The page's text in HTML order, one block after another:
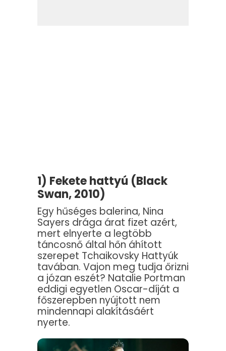
1) Fekete hattyú (Black
Swan, 2010)
Egy hűséges balerina, Nina
Sayers drága árat fizet azért,
mert elnyerte a legtöbb
táncosnő által hőn áhított
szerepet Tchaikovsky Hattyúk
tavában. Vajon meg tudja őrizni
a józan eszét? Natalie Portman
eddigi egyetlen Oscar-díját a
főszerepben nyújtott nem
mindennapi alakításáért
nyerte.